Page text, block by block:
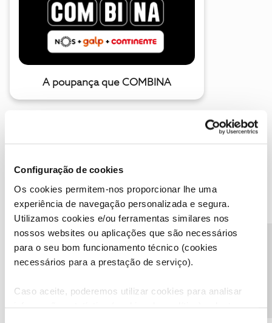
Configuração de cookies
Os cookies permitem-nos proporcionar lhe uma
experiência de navegação personalizada e segura.
Utilizamos cookies e/ou ferramentas similares nos
nossos websites ou aplicações que são necessários
para o seu bom funcionamento técnico (cookies
necessários para a prestação de serviço).
Caso aceite, poderemos utilizar cookies para analisar
A poupança que COMBINA
Descubra as novidades de julho